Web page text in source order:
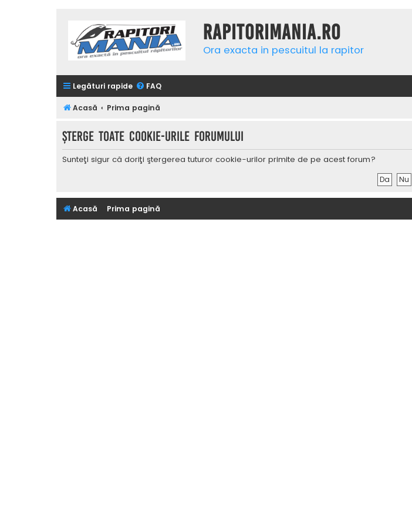
Rapitorimania.ro
Ora exacta in pescuitul la rapitor
Legături rapide FAQ
Acasă Prima pagină
Şterge toate cookie-urile forumului
Sunteţi sigur că doriţi ştergerea tuturor cookie-urilor primite de pe acest forum?
Acasă Prima pagină